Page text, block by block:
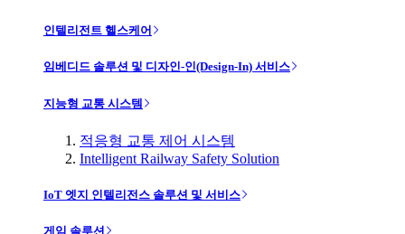
인텔리전트 헬스케어
임베디드 솔루션 및 디자인-인(Design-In) 서비스
지능형 교통 시스템
적응형 교통 제어 시스템
Intelligent Railway Safety Solution
IoT 엣지 인텔리전스 솔루션 및 서비스
게임 솔루션